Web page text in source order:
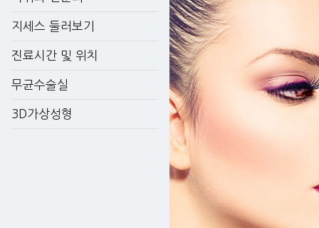
지세스 둘러보기
진료시간 및 위치
무균수술실
3D가상성형